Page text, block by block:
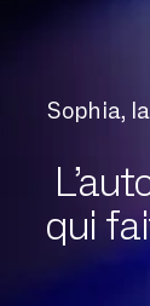
Sophia,
qui